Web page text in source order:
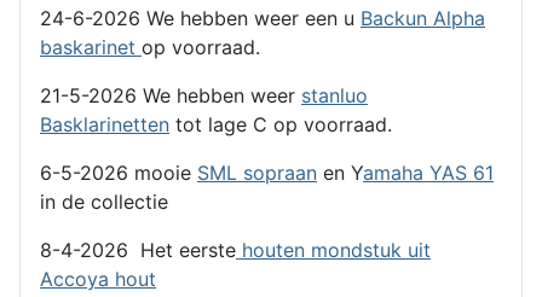
24-6-2026 We hebben weer een u Backun Alpha
baskarinet op voorraad.
21-5-2026 We hebben weer stanluo
Basklarinetten tot lage C op voorraad.
6-5-2026 mooie SML sopraan en Yamaha YAS 61
in de collectie
8-4-2026 Het eerste houten mondstuk uit
Accoya hout